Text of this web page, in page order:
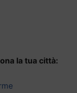
la tua città: